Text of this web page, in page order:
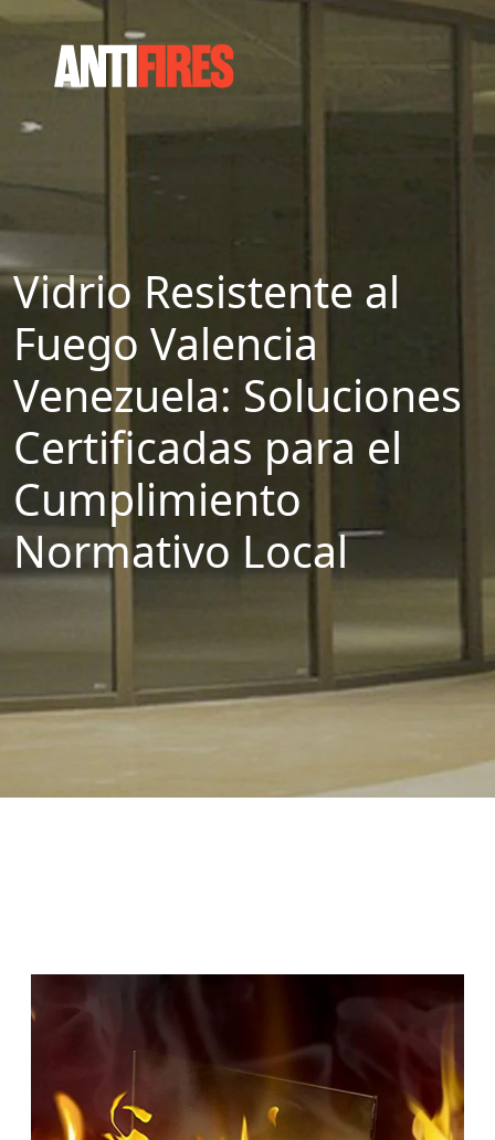
Vidrio Resistente al
Fuego Valencia
Venezuela: Soluciones
Certificadas para el
Cumplimiento
Normativo Local